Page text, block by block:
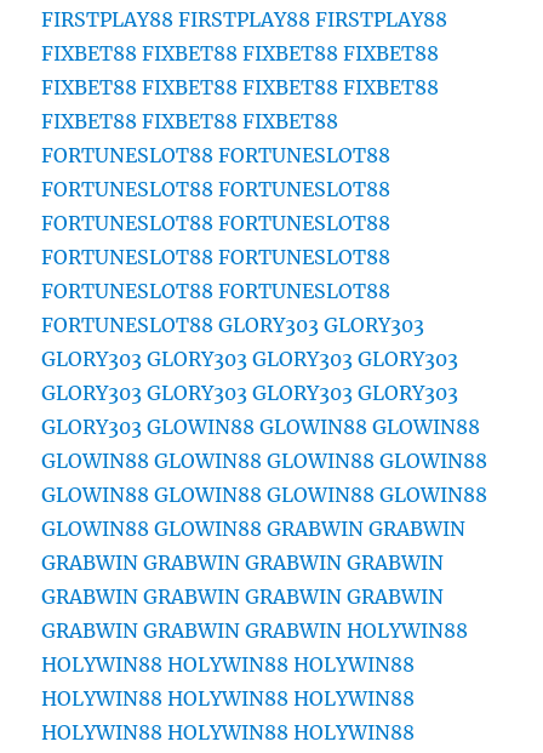
FIRSTPLAY88 FIRSTPLAY88 FIRSTPLAY88
FIXBET88 FIXBET88 FIXBET88 FIXBET88
FIXBET88 FIXBET88 FIXBET88 FIXBET88
FIXBET88 FIXBET88 FIXBET88
FORTUNESLOT88 FORTUNESLOT88
FORTUNESLOT88 FORTUNESLOT88
FORTUNESLOT88 FORTUNESLOT88
FORTUNESLOT88 FORTUNESLOT88
FORTUNESLOT88 FORTUNESLOT88
FORTUNESLOT88 GLORY303 GLORY303
GLORY303 GLORY303 GLORY303 GLORY303
GLORY303 GLORY303 GLORY303 GLORY303
GLORY303 GLOWIN88 GLOWIN88 GLOWIN88
GLOWIN88 GLOWIN88 GLOWIN88 GLOWIN88
GLOWIN88 GLOWIN88 GLOWIN88 GLOWIN88
GLOWIN88 GLOWIN88 GRABWIN GRABWIN
GRABWIN GRABWIN GRABWIN GRABWIN
GRABWIN GRABWIN GRABWIN GRABWIN
GRABWIN GRABWIN GRABWIN HOLYWIN88
HOLYWIN88 HOLYWIN88 HOLYWIN88
HOLYWIN88 HOLYWIN88 HOLYWIN88
HOLYWIN88 HOLYWIN88 HOLYWIN88